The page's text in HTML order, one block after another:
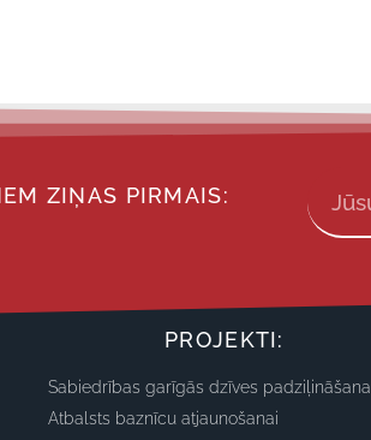
ZIŅAS PIRMAIS:
PROJEKTI:
Sabiedrības garīgās dzīves padziļināšana
Atbalsts baznīcu atjaunošanai